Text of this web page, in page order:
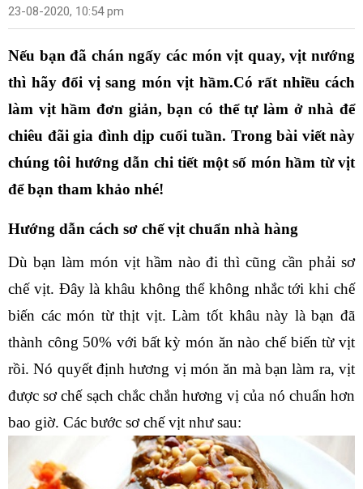
23-08-2020, 10:54 pm
Nếu bạn đã chán ngấy các món vịt quay, vịt nướng
thì hãy đổi vị sang món vịt hầm.Có rất nhiều cách
làm vịt hầm đơn giản, bạn có thể tự làm ở nhà để
chiêu đãi gia đình dịp cuối tuần. Trong bài viết này
chúng tôi hướng dẫn chi tiết một số món hầm từ vịt
để bạn tham khảo nhé!
Hướng dẫn cách sơ chế vịt chuẩn nhà hàng
Dù bạn làm món vịt hầm nào đi thì cũng cần phải sơ
chế vịt. Đây là khâu không thể không nhắc tới khi chế
biến các món từ thịt vịt. Làm tốt khâu này là bạn đã
thành công 50% với bất kỳ món ăn nào chế biến từ vịt
rồi. Nó quyết định hương vị món ăn mà bạn làm ra, vịt
được sơ chế sạch chắc chắn hương vị của nó chuẩn hơn
bao giờ. Các bước sơ chế vịt như sau: